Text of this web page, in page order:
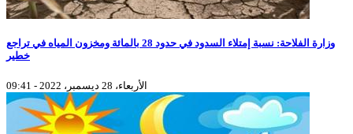
وزارة الفلاحة: نسبة إمتلاء السدود في حدود 28 بالمائة ومخزون المياه في تراجع
خطير
الأربعاء، 28 ديسمبر، 2022 - 09:41